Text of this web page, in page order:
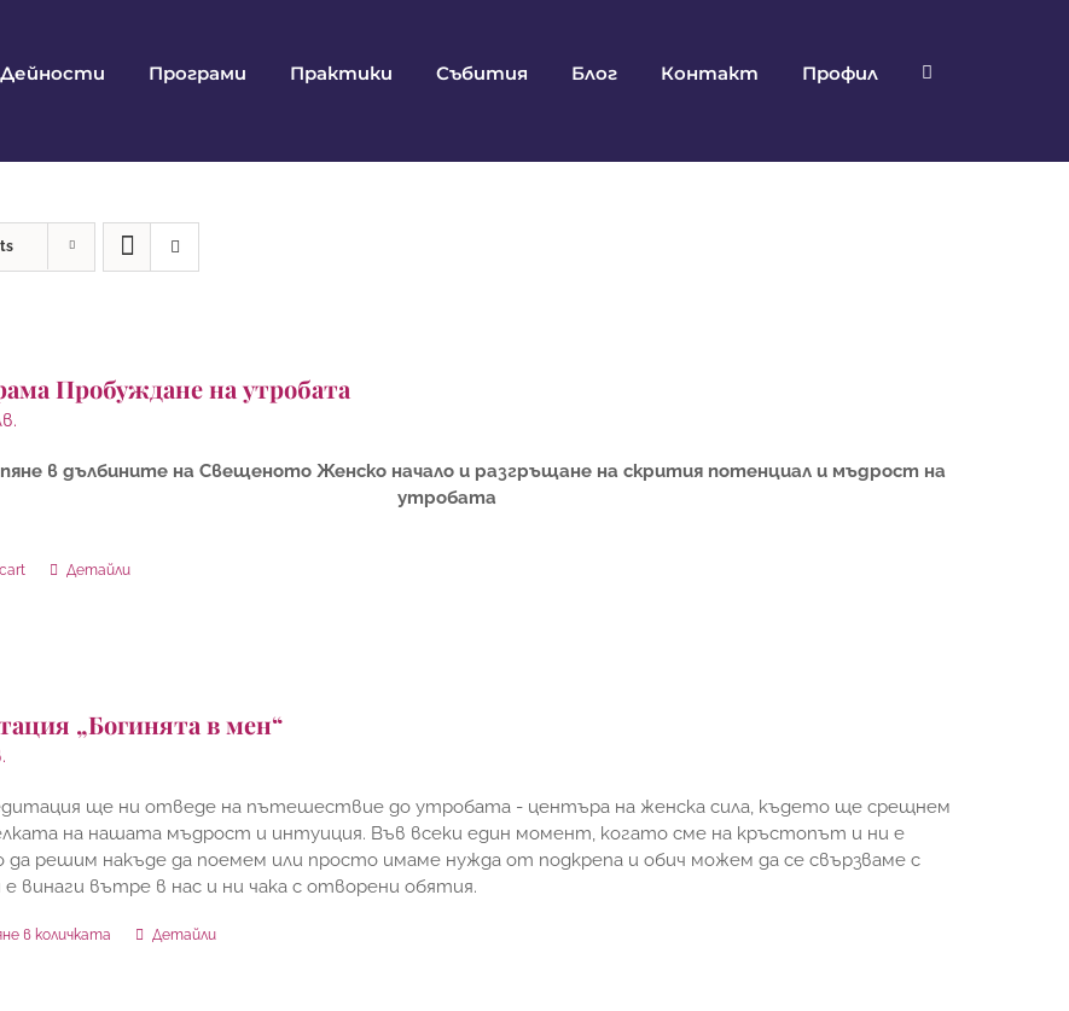
Дейности Програми Практики Събития Блог Контакт Профил
Пробуждане на утробата
в дълбините на Свещеното Женско начало и разгръщане на скрития потенциал и мъдрост на
утробата
Детайли
„Богинята в мен“
ще ни отведе на пътешествие до утробата - центъра на женска сила, където ще срещнем
на нашата мъдрост и интуиция. Във всеки един момент, когато сме на кръстопът и ни е
да решим накъде да поемем или просто имаме нужда от подкрепа и обич можем да се свързваме с
е винаги вътре в нас и ни чака с отворени обятия.
в количката Детайли